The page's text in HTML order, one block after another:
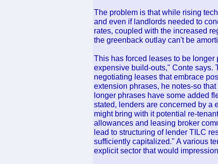
The problem is that while rising
and even if landlords needed to
rates, coupled with the increased
the greenback outlay can't be
This has forced leases to be
expensive build-outs," Conte says.
negotiating leases that embrace
extension phrases, he notes-so
longer phrases have some added
stated, lenders are concerned by a
might bring with it potential re-
allowances and leasing broker
lead to structuring of lender TILC
sufficiently capitalized." A various
explicit sector that would